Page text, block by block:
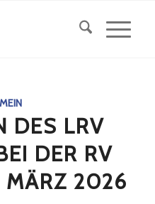
DES LRV
DER RV
MÄRZ 2026